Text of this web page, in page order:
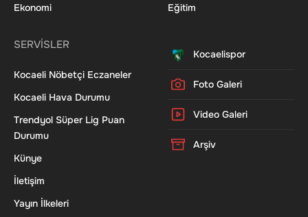
Ekonomi
Eğitim
SERVİSLER
Kocaeli Nöbetçi Eczaneler
Kocaeli Hava Durumu
Trendyol Süper Lig Puan
Durumu
Künye
İletişim
Yayın İlkeleri
Kocaelispor
Foto Galeri
Video Galeri
Arşiv